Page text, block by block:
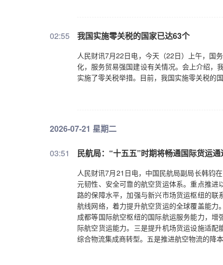
02:55 我国实施零关税的国家已达63个
人民财讯7月22日电，今天（22日）上午，国
化，服务贸易强国建设有关情况。会上介绍，
实施了零关税举措。目前，我国实施零关税的
2026-07-21 星期二
03:51 民航局：“十五五”时期将畅通国际货运
人民财讯7月21日电，中国民航局副局长韩钧
元韧性、安全可靠的航空货运体系。重点推
路的保障水平，加强与新兴市场货运枢纽的
航线网络，着力提升航空货运的全球覆盖能
成都等国际航空枢纽的国际航运服务能力，
际航空货运能力。三是提升机场货运设施适
综合物流集成商转型。五是推进航空物流的降